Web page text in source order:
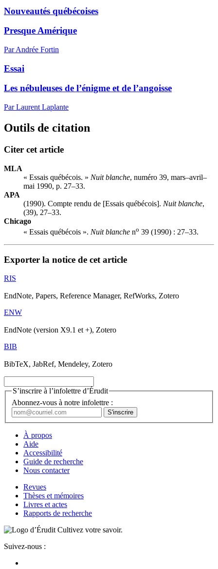
Nouveautés québécoises
Presque Amérique
Par Andrée Fortin
Essai
Les nébuleuses de l’énigme et de l’angoisse
Par Laurent Laplante
Outils de citation
Citer cet article
MLA
« Essais québécois. » Nuit blanche, numéro 39, mars–avril–
mai 1990, p. 27–33.
APA
(1990). Compte rendu de [Essais québécois]. Nuit blanche,
(39), 27–33.
Chicago
« Essais québécois ». Nuit blanche no 39 (1990) : 27–33.
Exporter la notice de cet article
RIS
EndNote, Papers, Reference Manager, RefWorks, Zotero
ENW
EndNote (version X9.1 et +), Zotero
BIB
BibTeX, JabRef, Mendeley, Zotero
S’inscrire à l’infolettre d’Érudit
Abonnez-vous à notre infolettre :
À propos
Aide
Accessibilité
Guide de recherche
Nous contacter
Revues
Thèses et mémoires
Livres et actes
Rapports de recherche
Cultivez votre savoir.
Suivez-nous :